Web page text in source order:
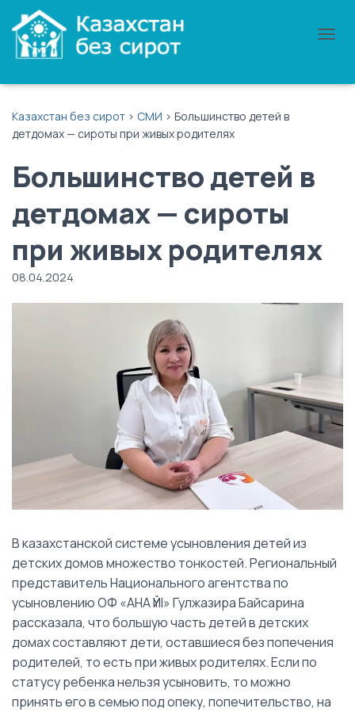
Ц
Казахстан без сирот > СМИ > Большинство детей в
детдомах — сироты при живых родителях
Большинство детей в
детдомах — сироты
при живых родителях
08.04.2024
В казахстанской системе усыновления детей из
детских домов множество тонкостей. Региональный
представитель Национального агентства по
усыновлению ОФ «АНА ҮЙІ» Гулжазира Байсарина
рассказала, что большую часть детей в детских
домах составляют дети, оставшиеся без попечения
родителей, то есть при живых родителях. Если по
статусу ребенка нельзя усыновить, то можно
принять его в семью под опеку, попечительство, на